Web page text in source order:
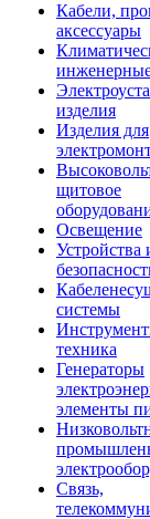
Кабели,
аксессуары
изделия
Изделия для
щитовое
Освещение
Устройства
системы
техника
Генераторы
элементы
Связь,